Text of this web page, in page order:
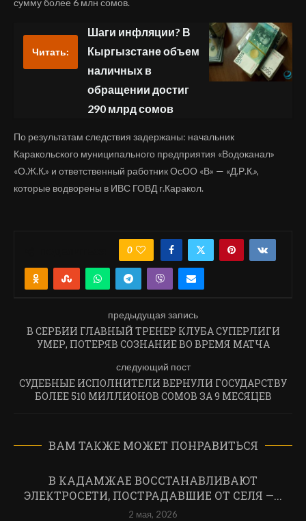
сумму более 6 млн сомов.
Читать:
Шаги инфляции? В
Кыргызстане объем
наличных в
обращении достиг
290 млрд сомов
По результатам следствия задержаны: начальник
Каракольского муниципального предприятия «Водоканал»
«О.Ж.К.» и ответственный работник ОсОО «В» — «Д.Р.К.»,
которые водворены в ИВС ГОВД г.Каракол.
0
предыдущая запись
В СЕРБИИ ГЛАВНЫЙ ТРЕНЕР КЛУБА СУПЕРЛИГИ
УМЕР, ПОТЕРЯВ СОЗНАНИЕ ВО ВРЕМЯ МАТЧА
следующий пост
СУДЕБНЫЕ ИСПОЛНИТЕЛИ ВЕРНУЛИ ГОСУДАРСТВУ
БОЛЕЕ 510 МИЛЛИОНОВ СОМОВ ЗА 9 МЕСЯЦЕВ
ВАМ ТАКЖЕ МОЖЕТ ПОНРАВИТЬСЯ
В КАДАМЖАЕ ВОССТАНАВЛИВАЮТ
ЭЛЕКТРОСЕТИ, ПОСТРАДАВШИЕ ОТ СЕЛЯ —...
2 мая, 2026